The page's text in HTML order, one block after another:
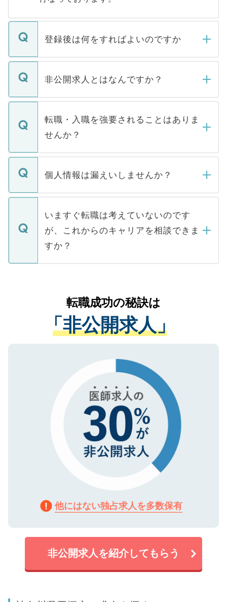
登録後は何をすればよいのですか
ご登録いただきましたら、弊社担当者がご
登録内容を確認し、その後メールもしくは
ます。通常、5営業日以内にはご連絡をせて
いただきますので、しばらくお待ちくださ
非公開求人とはなんですか？
マイナビDOCTORで取り扱っている求人の
うち約3割は、Webサイトからご覧いただ
けない「非公開求人」です。非公開求人は
下記の理由によって、一般には公開してい
ません。
■応募殺到を避けるため 人気のある医療機
関を公にしてしまうと、応募が殺到する場
に、医療機関が求める条件に合った人材の
みを人材紹介会社に依頼するケースが増え
ています。
転職・入職を強要されることはありま
せんか？
転職・入職を強要することは一切ありませ
ん。また、仮に応募先から内定をいただい
定を承諾する必要はありません。内定先へ
の辞退の連絡はキャリアパートナーが行い
個人情報は漏えいしませんか？
個人情報が漏えいすることはありませんの
で、ご安心ください。当サイトからの登録
などで収集したご登録者様の個人情報は、
ご本人のキャリアアップおよび転職活動の
支援を目的に使用いたします。お預かりし
ているすべての個人データはご本人の許可
は、個人情報の取り扱いについての厳密な
管理基準を満たした事業者のみに付与され
る、プライバシーマークを取得済みです。
で、機密保持に関してもご安心ください。
いますぐ転職は考えていないのです
が、これからのキャリアを相談できま
すか？
かがいして、現在の医療機関の状況や紹介
経験をまじえながら、適切なアドバイスを
させていただきます。すぐにご転職をされ
ない方には、長期的なサポートが可能です
ので、まずはご登録ください。
転職成功の秘訣は
「非公開求人」
他にはない独占求人を多数保有
非公開求人を紹介してもらう